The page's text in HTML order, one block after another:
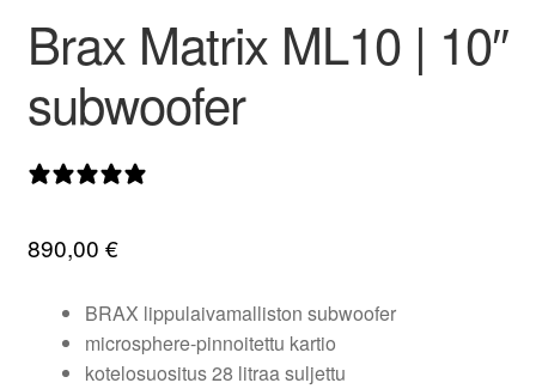
valikko
Brax Matrix ML10 | 10″
subwoofer
890,00 €
BRAX lippulaivamalliston subwoofer
microsphere-pinnoitettu kartio
kotelosuositus 28 litraa suljettu